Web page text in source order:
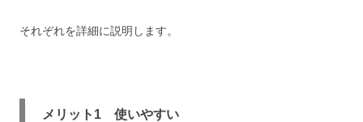
それぞれを詳細に説明します。
メリット1 使いやすい